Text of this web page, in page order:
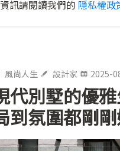
訊請閱讀我們的 隱私權政
風尚人生 設計家 2025-
代別墅的優
到氛圍都剛